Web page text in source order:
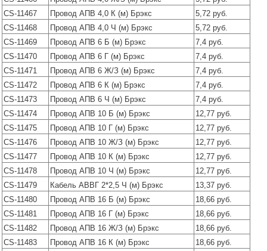
CS-11467
Провод АПВ 4,0 К (м) Брэкс
5,72 руб.
CS-11468
Провод АПВ 4,0 Ч (м) Брэкс
5,72 руб.
CS-11469
Провод АПВ 6 Б (м) Брэкс
7,4 руб.
CS-11470
Провод АПВ 6 Г (м) Брэкс
7,4 руб.
CS-11471
Провод АПВ 6 Ж/З (м) Брэкс
7,4 руб.
CS-11472
Провод АПВ 6 К (м) Брэкс
7,4 руб.
CS-11473
Провод АПВ 6 Ч (м) Брэкс
7,4 руб.
CS-11474
Провод АПВ 10 Б (м) Брэкс
12,77 руб.
CS-11475
Провод АПВ 10 Г (м) Брэкс
12,77 руб.
CS-11476
Провод АПВ 10 Ж/З (м) Брэкс
12,77 руб.
CS-11477
Провод АПВ 10 К (м) Брэкс
12,77 руб.
CS-11478
Провод АПВ 10 Ч (м) Брэкс
12,77 руб.
CS-11479
Кабель АВВГ 2*2,5 Ч (м) Брэкс
13,37 руб.
CS-11480
Провод АПВ 16 Б (м) Брэкс
18,66 руб.
CS-11481
Провод АПВ 16 Г (м) Брэкс
18,66 руб.
CS-11482
Провод АПВ 16 Ж/З (м) Брэкс
18,66 руб.
CS-11483
Провод АПВ 16 К (м) Брэкс
18,66 руб.